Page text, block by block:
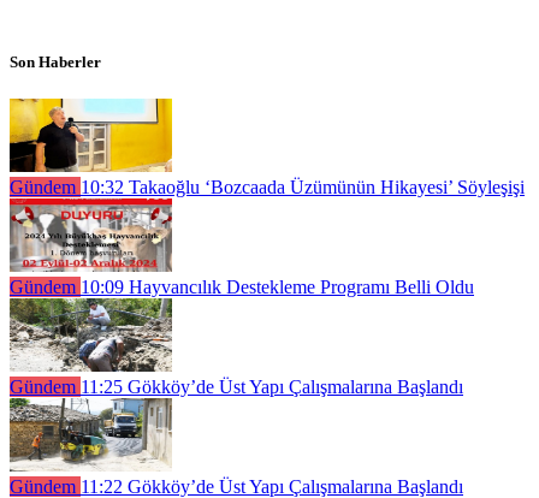
Son Haberler
Gündem 10:32 Takaoğlu ‘Bozcaada Üzümünün Hikayesi’ Söyleşişi
Gündem 10:09 Hayvancılık Destekleme Programı Belli Oldu
Gündem 11:25 Gökköy’de Üst Yapı Çalışmalarına Başlandı
Gündem 11:22 Gökköy’de Üst Yapı Çalışmalarına Başlandı